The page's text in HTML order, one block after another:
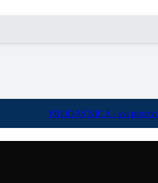
PRODAVNICA - svi